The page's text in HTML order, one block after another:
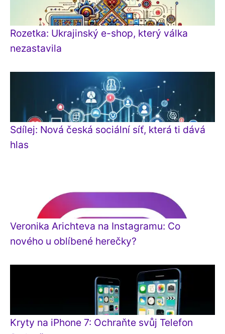
Rozetka: Ukrajinský e-shop, který válka
nezastavila
Sdílej: Nová česká sociální síť, která ti dává
hlas
Veronika Arichteva na Instagramu: Co
nového u oblíbené herečky?
Kryty na iPhone 7: Ochraňte svůj Telefon